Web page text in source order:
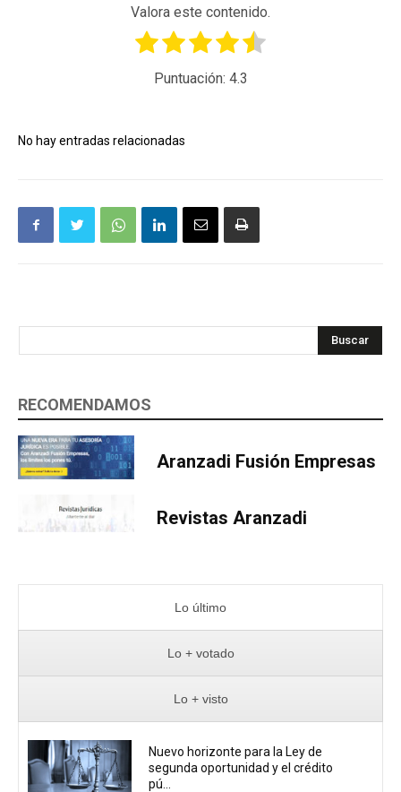
Valora este contenido.
Puntuación: 4.3
No hay entradas relacionadas
Buscar
RECOMENDAMOS
Aranzadi Fusión Empresas
Revistas Aranzadi
Lo último
Lo + votado
Lo + visto
Nuevo horizonte para la Ley de
segunda oportunidad y el crédito
pú...